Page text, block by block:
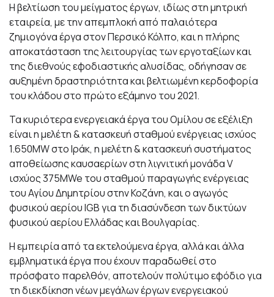
Η βελτίωση του μείγματος έργων, ιδίως στη μητρική
εταιρεία, με την απεμπλοκή από παλαιότερα
ζημιογόνα έργα στον Περσικό Κόλπο, και η πλήρης
αποκατάσταση της λειτουργίας των εργοταξίων και
της διεθνούς εφοδιαστικής αλυσίδας, οδήγησαν σε
αυξημένη δραστηριότητα και βελτιωμένη κερδοφορία
του κλάδου στο πρώτο εξάμηνο του 2021.
Τα κυριότερα ενεργειακά έργα του Ομίλου σε εξέλιξη
είναι η μελέτη & κατασκευή σταθμού ενέργειας ισχύος
1.650MW στο Ιράκ, η μελέτη & κατασκευή συστήματος
αποθείωσης καυσαερίων στη λιγνιτική μονάδα V
ισχύος 375ΜWe του σταθμού παραγωγής ενέργειας
του Αγίου Δημητρίου στην Κοζάνη, και ο αγωγός
φυσικού αερίου IGΒ για τη διασύνδεση των δικτύων
φυσικού αερίου Ελλάδας και Βουλγαρίας.
Η εμπειρία από τα εκτελούμενα έργα, αλλά και άλλα
εμβληματικά έργα που έχουν παραδωθεί στο
πρόσφατο παρελθόν, αποτελούν πολύτιμο εφόδιο για
τη διεκδίκηση νέων μεγάλων έργων ενεργειακού